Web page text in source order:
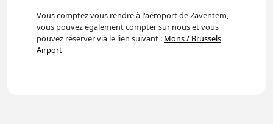
Vous comptez vous rendre à l'aéroport de Zaventem,
vous pouvez également compter sur nous et vous
pouvez réserver via le lien suivant : Mons / Brussels
Airport